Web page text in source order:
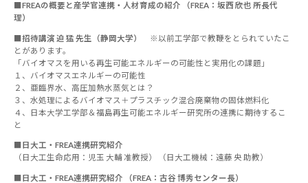
■FREAの概要と産学官連携・人材育成の紹介 （FREA：坂西 欣也 所長代
理）
■招待講演 迫 猛 先生（静岡大学）
※以前工学部で教鞭をとられていたこ
とがあります。
「バイオマスを用いる再生可能エネルギーの可能性と実用化の課題」
１、バイオマスエネルギーの可能性
２、亜臨界水、高圧加熱水蒸気とは？
３、水処理によるバイオマス＋プラスチック混合廃棄物の固体燃料化
４、日本大学工学部＆福島再生可能エネルギー研究所の連携に期待するこ
と
■日大工・FREA連携研究紹介
（日大工生命応用：児玉 大輔 准教授） （日大工機械：遠藤 央 助教）
■日大工・FREA連携研究紹介 （FREA：古谷 博秀センター長）